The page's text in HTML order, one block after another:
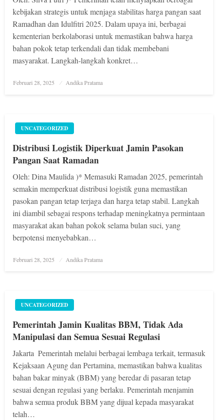
kebijakan strategis untuk menjaga stabilitas harga pangan saat
Ramadhan dan Idulfitri 2025. Dalam upaya ini, berbagai
kementerian berkolaborasi untuk memastikan bahwa harga
bahan pokok tetap terkendali dan tidak membebani
masyarakat. Langkah-langkah konkret…
Posted
Februari 28, 2025 Andika Pratama
UNCATEGORIZED
Distribusi Logistik Diperkuat Jamin Pasokan
Pangan Saat Ramadan
Oleh: Dina Maulida )* Memasuki Ramadan 2025, pemerintah
semakin memperkuat distribusi logistik guna memastikan
pasokan pangan tetap terjaga dan harga tetap stabil. Langkah
ini diambil sebagai respons terhadap meningkatnya permintaan
masyarakat akan bahan pokok selama bulan suci, yang
berpotensi menyebabkan…
Posted
Februari 28, 2025 Andika Pratama
UNCATEGORIZED
Pemerintah Jamin Kualitas BBM, Tidak Ada
Manipulasi dan Semua Sesuai Regulasi
Jakarta  Pemerintah melalui berbagai lembaga terkait, termasuk
Kejaksaan Agung dan Pertamina, memastikan bahwa kualitas
bahan bakar minyak (BBM) yang beredar di pasaran tetap
sesuai dengan regulasi yang berlaku. Pemerintah menjamin
bahwa semua produk BBM yang dijual kepada masyarakat
telah…